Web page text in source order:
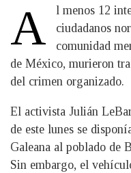
A
l menos 12
ciudadanos
comunidad
de México, murieron
del crimen organizado.
El activista Julián
de este lunes se
Galeana al poblado de
Sin embargo, el